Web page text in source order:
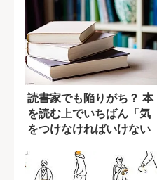
読書家でも陥りがち？ 本
を読む上でいちばん「気
をつけなければいけない